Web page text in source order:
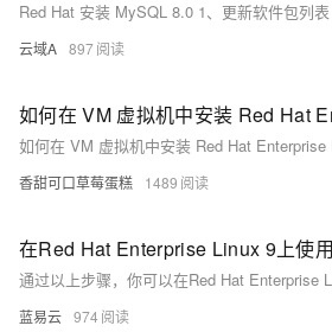
云域A 897
香甜可口草莓蛋糕 1489
蓝易云 974